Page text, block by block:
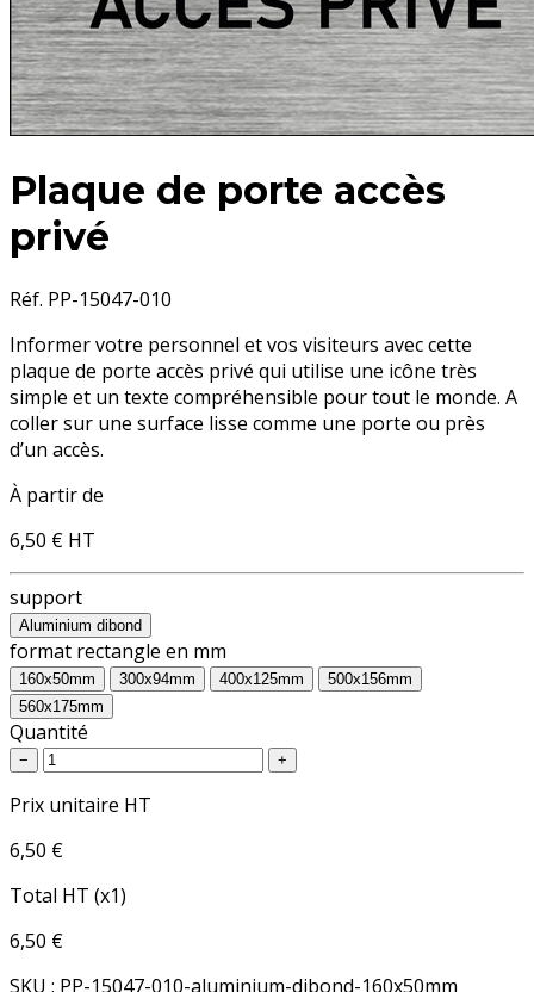
Plaque de porte accès
privé
Réf. PP-15047-010
Informer votre personnel et vos visiteurs avec cette
plaque de porte accès privé qui utilise une icône très
simple et un texte compréhensible pour tout le monde. A
coller sur une surface lisse comme une porte ou près
d’un accès.
À partir de
6,50 € HT
support
Aluminium dibond
format rectangle en mm
160x50mm 300x94mm 400x125mm
500x156mm
560x175mm
Quantité
− +
Prix unitaire HT
6,50 €
Total HT (x1)
6,50 €
SKU : PP-15047-010-aluminium-dibond-160x50mm